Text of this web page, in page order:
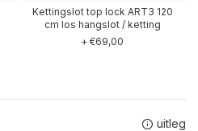
Kettingslot top lock ART3 120
cm los hangslot / ketting
+ €69,00
uitleg